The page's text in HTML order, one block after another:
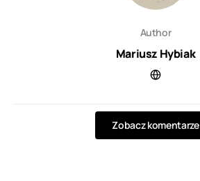
Author
Mariusz Hybiak
Zobacz komentarze